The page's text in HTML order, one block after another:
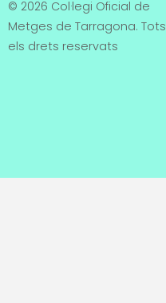
© 2026 Col·legi Oficial de
Metges de Tarragona. Tots
els drets reservats